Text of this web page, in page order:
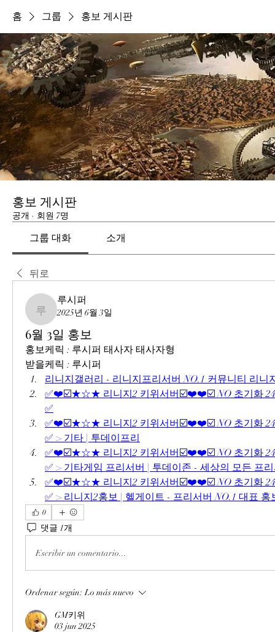
홈 그룹 홍보 게시판
홍보 게시판
공개 · 회원 7명
그룹 대화 소개
뒤로
루시퍼
루시퍼
2025년 6월 3일
6월 3일 홍보
홍보케릭 : 루시퍼 태사자 태사자형
받을케릭 : 루시퍼
리니지갤러리 - 리니지프리서버 NO.1 커뮤니티 리니
✅❤️☑️★☆★ 리니지2 키위서버☑️❤️❤️☑️ NO 초기화
✅
✅❤️☑️★☆★ 리니지2 키위서버☑️❤️❤️☑️ NO 초기화
✅ > 기타 | 투데이프리
✅❤️☑️★☆★ 리니지2 키위서버☑️❤️❤️☑️ NO 초기화
✅ > 기타게임 프리서버 | 투데이존 - 세상의 모든 프
✅❤️☑️★☆★ 리니지2 키위서버☑️❤️❤️☑️ NO 초기화
✅ > 리니지2홍보 | 헬게이트 - 프리서버 NO.1 대표 홍
0
댓글 1개
Escribir un comentario...
Ordenar según: Lo más nuevo
GM키위
03 jun 2025